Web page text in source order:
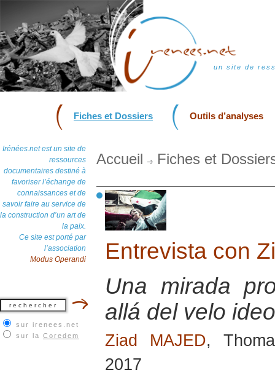
un site de
Fiches et Dossiers Outils d’analyses
Irénées.net est un site de
ressources
documentaires destiné à
favoriser l’échange de
connaissances et de
savoir faire au service de
la construction d’un art de
la paix.
Ce site est porté par
l’association
Modus Operandi
sur irenees.net
sur la Coredem
Accueil Fiches et
Entrevista con
Una mirada
allá del velo
Ziad MAJED,
2017